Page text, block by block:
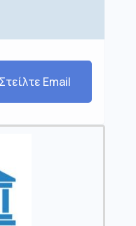
Στείλτε Email